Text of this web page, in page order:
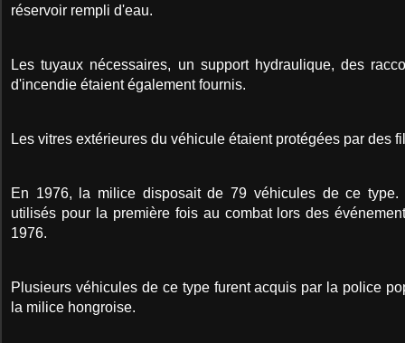
réservoir rempli d'eau.
Les tuyaux nécessaires, un support hydraulique, des
d'incendie étaient également fournis.
Les vitres extérieures du véhicule étaient protégées par des
En 1976, la milice disposait de 79 véhicules de ce type.
utilisés pour la première fois au combat lors des
1976.
Plusieurs véhicules de ce type furent acquis par la police
la milice hongroise.